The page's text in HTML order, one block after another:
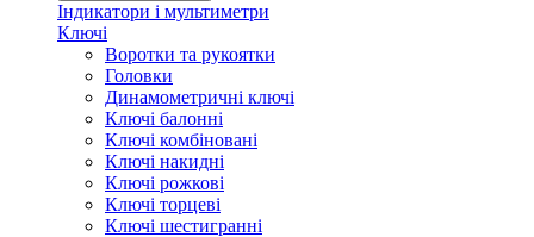
Індикатори і мультиметри
Ключі
Воротки та рукоятки
Головки
Динамометричні ключі
Ключі балонні
Ключі комбіновані
Ключі накидні
Ключі рожкові
Ключі торцеві
Ключі шестигранні